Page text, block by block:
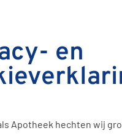
en
Apotheek hechten wij